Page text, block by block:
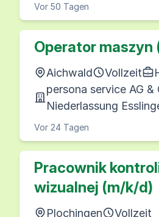
Vor 50 Tagen
Operator maszyn
Aichwald Vollzeit
persona service AG &
Niederlassung
Vor 24 Tagen
Pracownik
wizualnej (m/k/d)
Plochingen
Vollzeit